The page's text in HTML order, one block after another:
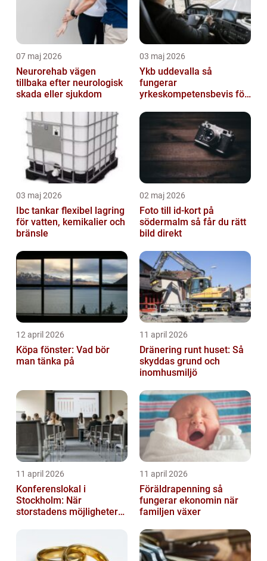
07 maj 2026
Neurorehab vägen
tillbaka efter neurologisk
skada eller sjukdom
03 maj 2026
Ykb uddevalla så
fungerar
yrkeskompetensbevis för
03 maj 2026
Ibc tankar flexibel lagring
för vatten, kemikalier och
bränsle
02 maj 2026
Foto till id-kort på
södermalm så får du rätt
bild direkt
12 april 2026
Köpa fönster: Vad bör
man tänka på
11 april 2026
Dränering runt huset: Så
skyddas grund och
inomhusmiljö
11 april 2026
Konferenslokal i
Stockholm: När
storstadens möjligheter
11 april 2026
Föräldrapenning så
fungerar ekonomin när
familjen växer